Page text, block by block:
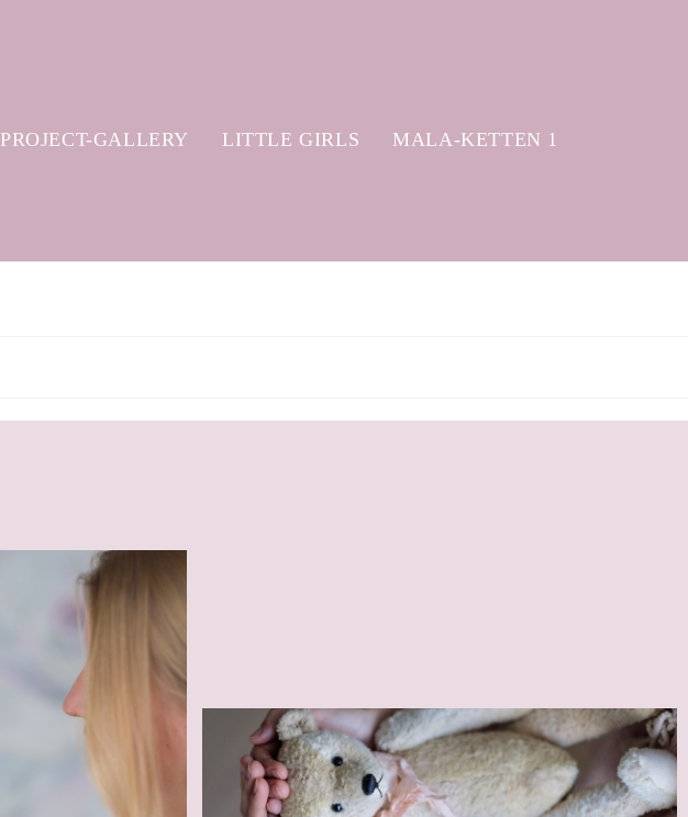
PROJECT-GALLERY LITTLE GIRLS MALA-KETTEN 1